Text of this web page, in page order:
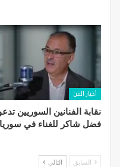
أخبار الفن
نقابة الفنانين السوريين
فضل شاكر للغناء في سوريا
السابق التالي